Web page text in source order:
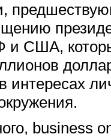
и США,
интересах
business